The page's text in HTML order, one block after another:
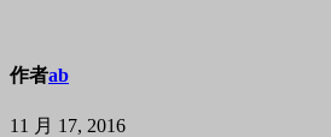
作者ab
11 月 17, 2016